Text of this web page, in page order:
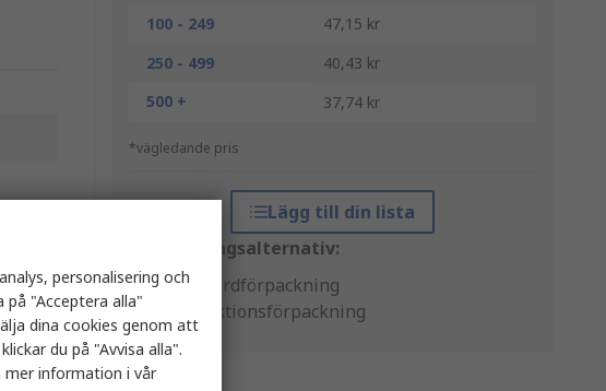
100 - 249
47,15 kr
250 - 499
40,43 kr
500 +
37,74 kr
*vägledande pris
Lägg till din lista
Förpackningsalternativ:
Standardförpackning
Produktionsförpackning
personalisering och
"Acceptera alla"
dina cookies genom att
du på "Avvisa alla".
mer information i vår